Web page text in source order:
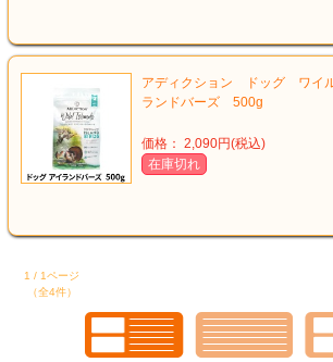
アディクション ドッグ ワイ
ランドバーズ 500g
価格： 2,090円(税込)
在庫切れ
1 / 1ページ
（全4件）